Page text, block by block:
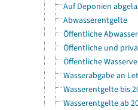
Auf Deponien
Abwasserentgelte
Öffentliche
Öffentliche und
Öffentliche
Wasserabgabe an
Wasserentgelte bis
Wasserentgelte ab